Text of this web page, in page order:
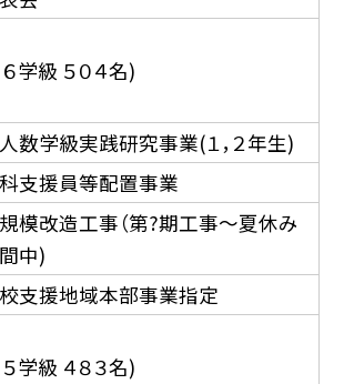
学級 ５０４名)
数学級実践研究事業(１，２年生)
支援員等配置事業
模改造工事（第?期工事〜夏休み
中)
支援地域本部事業指定
学級 ４８３名)